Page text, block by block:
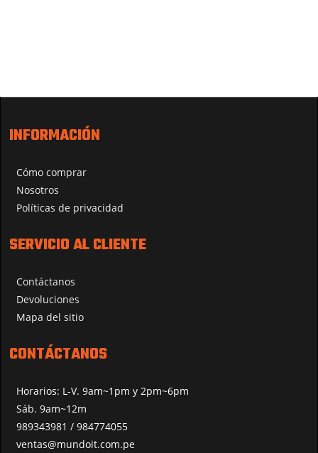
INFORMACIÓN
Cómo comprar
Nosotros
Políticas de privacidad
SERVICIO AL CLIENTE
Contáctanos
Devoluciones
Mapa del sitio
CONTÁCTANOS
Horarios: L-V. 9am~1pm y 2pm~6pm
Sáb. 9am~12m
989343981 / 984774055
ventas@mundoit.com.pe